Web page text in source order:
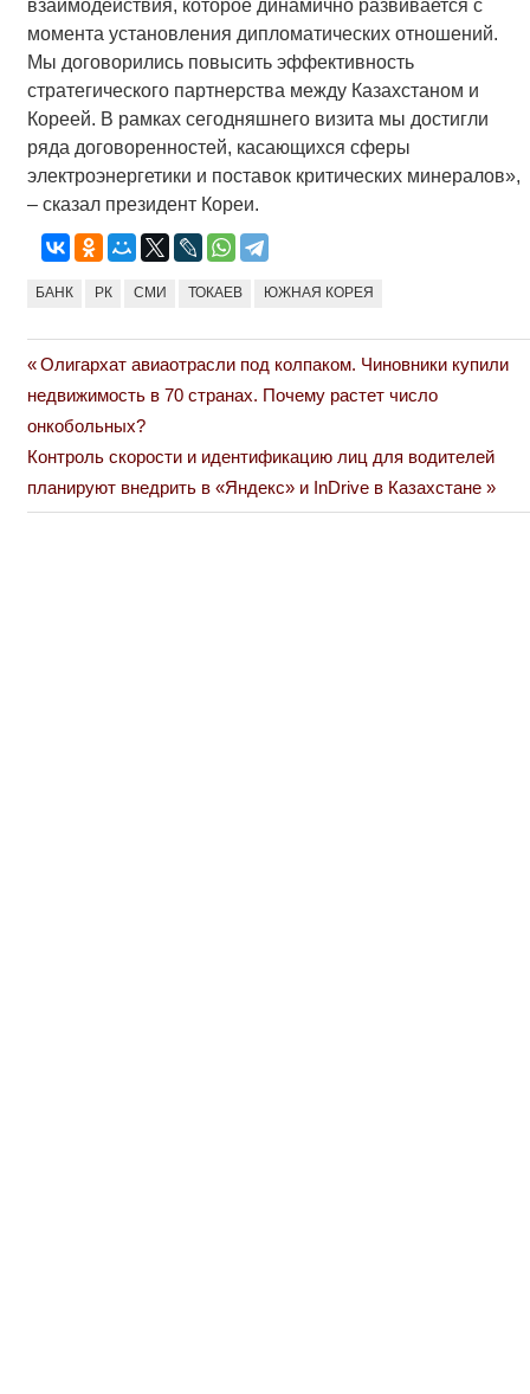
взаимодействия, которое динамично развивается с
момента установления дипломатических отношений.
Мы договорились повысить эффективность
стратегического партнерства между Казахстаном и
Кореей. В рамках сегодняшнего визита мы достигли
ряда договоренностей, касающихся сферы
электроэнергетики и поставок критических минералов»,
– сказал президент Кореи.
БАНК РК СМИ ТОКАЕВ ЮЖНАЯ КОРЕЯ
Навигация
по
записям
Previous
Post:
Олигархат авиаотрасли под колпаком. Чиновники купили
недвижимость в 70 странах. Почему растет число
онкобольных?
Next
Post:
Контроль скорости и идентификацию лиц для водителей
планируют внедрить в «Яндекс» и InDrive в Казахстане